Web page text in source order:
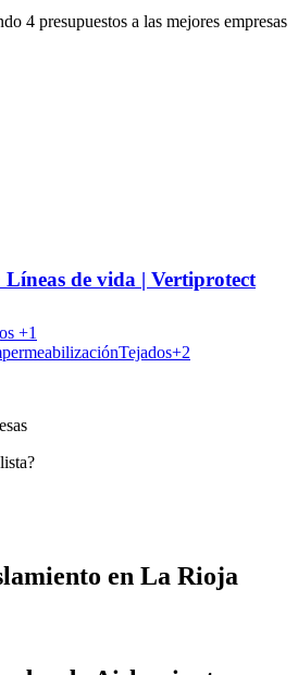
4 presupuestos a las mejores empresas
Líneas de vida | Vertiprotect
+1
Tejados+2
en La Rioja